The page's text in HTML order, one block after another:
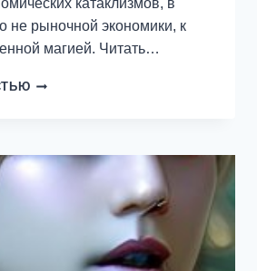
катаклизмов, в
не рыночной экономики, к
магией. Читать…
ГРАФ